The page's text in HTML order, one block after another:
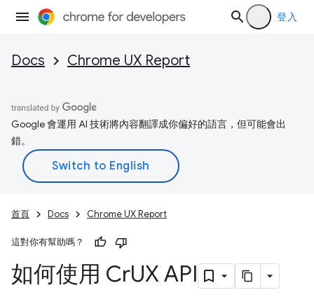
登入
Docs Chrome UX Report
Google 會運用 AI 技術將內容翻譯成你偏好的語言，但可能會出
錯。
首頁 Docs Chrome UX Report
這對你有幫助嗎？
如何使用 CrUX API